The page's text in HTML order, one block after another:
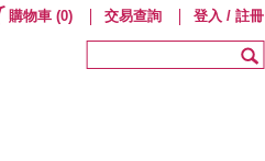
購物車 (0) 交易查詢 登入 / 註冊